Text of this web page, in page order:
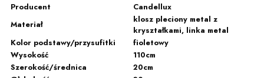
Producent
Candellux
Materiał
klosz pleciony metal z
kryształkami, linka metal
Kolor podstawy/przysufitki
fioletowy
Wysokość
110cm
Szerokość/średnica
20cm